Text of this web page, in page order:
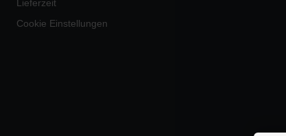
Lieferzeit
Cookie Einstellungen